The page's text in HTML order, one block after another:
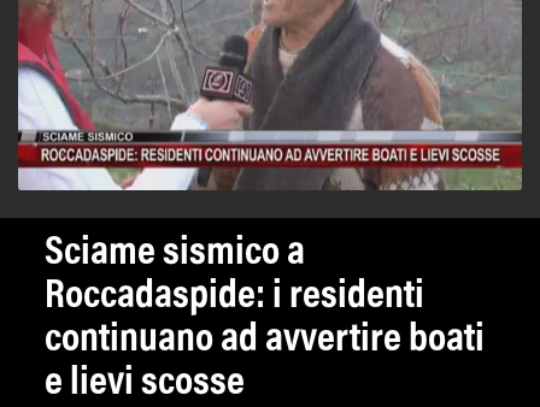
Sciame sismico a
Roccadaspide: i residenti
continuano ad avvertire boati
e lievi scosse